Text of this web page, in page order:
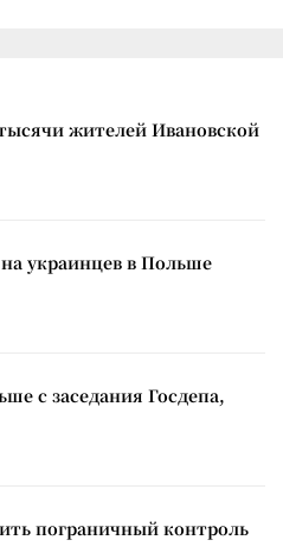
тысячи жителей Ивановской
украинцев в Польше
с заседания Госдепа,
пограничный контроль